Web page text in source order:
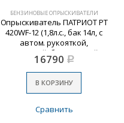
БЕНЗИНОВЫЕ ОПРЫСКИВАТЕЛИ
Опрыскиватель ПАТРИОТ PT
420WF-12 (1,8л.с., бак 14л, с
автом. рукояткой,
ранцевый, бензиновый)
16790 Р
В КОРЗИНУ
Сравнить